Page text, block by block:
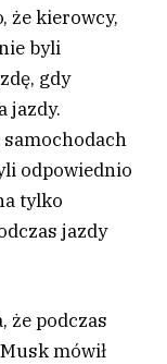
że kierowcy,
byli
gdy
jazdy.
odpowiednio
tylko
jazdy
że podczas
mówił